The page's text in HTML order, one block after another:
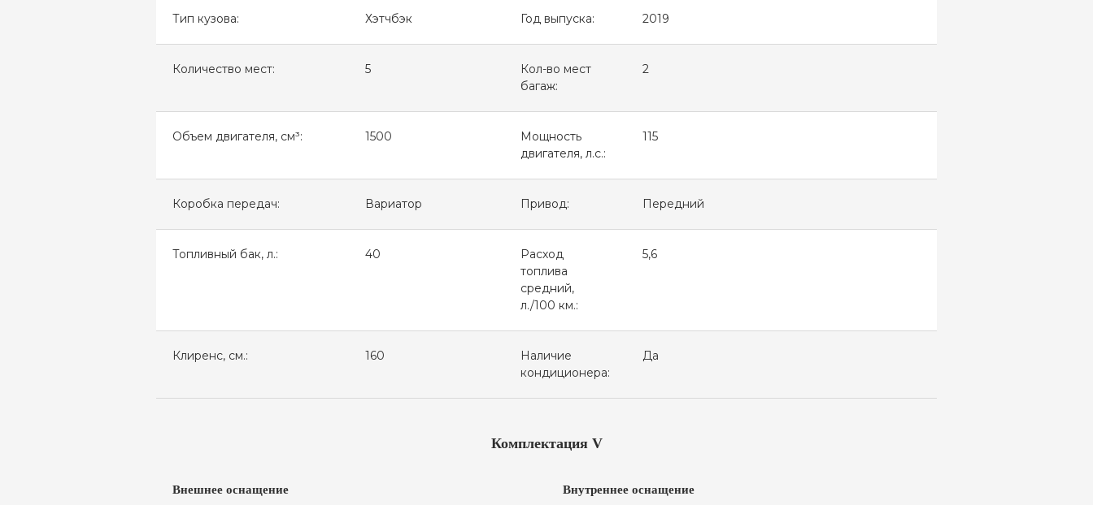
Тип кузова: Хэтчбэк Год выпуска: 2019
Количество мест: 5
Кол-во мест
багаж:
2
Объем двигателя, см³: 1500
Мощность
двигателя, л.с.:
115
Коробка передач: Вариатор Привод: Передний
Топливный бак, л.: 40
Расход
топлива
средний,
л./100 км.:
5,6
Клиренс, см.: 160
Наличие
кондиционера:
Да
Комплектация V
Внешнее оснащение Внутреннее оснащение